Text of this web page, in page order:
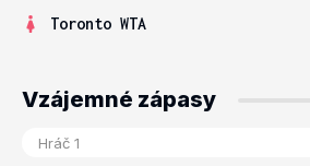
Toronto WTA
Vzájemné zápasy